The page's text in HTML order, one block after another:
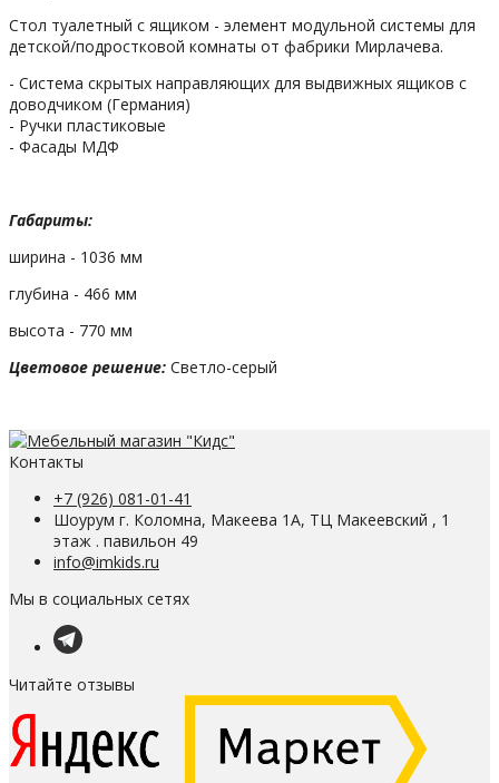
Стол туалетный с ящиком - элемент модульной системы для
детской/подростковой комнаты от фабрики Мирлачева.
- Система скрытых направляющих для выдвижных ящиков с
доводчиком (Германия)
- Ручки пластиковые
- Фасады МДФ
Габариты:
ширина - 1036 мм
глубина - 466 мм
высота - 770 мм
Цветовое решение: Светло-серый
Контакты
+7 (926) 081-01-41
Шоурум г. Коломна, Макеева 1А, ТЦ Макеевский , 1
этаж . павильон 49
info@imkids.ru
Мы в социальных сетях
Читайте отзывы